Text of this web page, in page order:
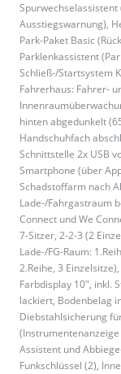
Ausstiegswarnung),
Park-Paket Basic
Parklenkassistent
Schließ-/Startsystem
Fahrerhaus: Fahrer-
hinten abgedunkelt
Handschuhfach
Schnittstelle 2x USB
Smartphone (über
Schadstoffarm nach
Lade-/Fahrgastraum
Connect und We
7-Sitzer, 2-2-3 (2
Lade-/FG-Raum:
2.Reihe, 3
Farbdisplay 10", inkl.
lackiert, Bodenbelag
Diebstahlsicherung
Assistent und
Funkschlüssel (2),